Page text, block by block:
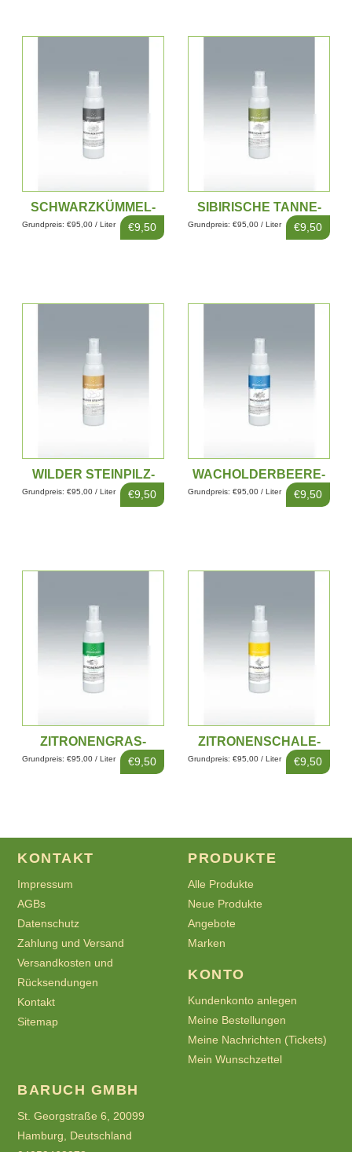
SCHWARZKÜMMEL-
EXTRAKT 100ML
€9,50
Grundpreis: €95,00 / Liter
SIBIRISCHE TANNE-
EXTRAKT 100ML
€9,50
Grundpreis: €95,00 / Liter
WILDER STEINPILZ-
EXTRAKT 100ML
€9,50
Grundpreis: €95,00 / Liter
WACHOLDERBEERE-
EXTRAKT 100ML
€9,50
Grundpreis: €95,00 / Liter
ZITRONENGRAS-
EXTRAKT 100ML
€9,50
Grundpreis: €95,00 / Liter
ZITRONENSCHALE-
EXTRAKT 100ML
€9,50
Grundpreis: €95,00 / Liter
KONTAKT
Impressum
AGBs
Datenschutz
Zahlung und Versand
Versandkosten und
Rücksendungen
Kontakt
Sitemap
PRODUKTE
Alle Produkte
Neue Produkte
Angebote
Marken
KONTO
Kundenkonto anlegen
Meine Bestellungen
Meine Nachrichten (Tickets)
Mein Wunschzettel
BARUCH GMBH
St. Georgstraße 6, 20099
Hamburg, Deutschland